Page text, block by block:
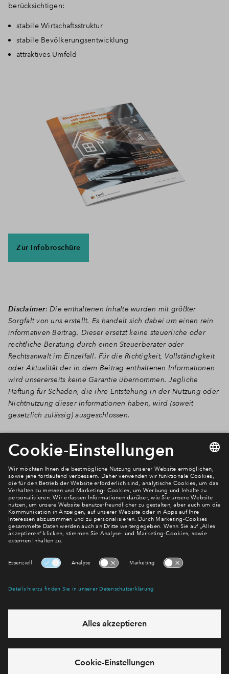
berücksichtigen:
stabile Wirtschaftsstruktur
stabile Bevölkerungsentwicklung
attraktives Umfeld
Zur Infobroschüre
Disclaimer: Die enthaltenen Inhalte wurden mit größter
Sorgfalt von uns erstellt. Es handelt sich dabei um einen rein
informativen Beitrag. Dieser ersetzt keine steuerliche oder
rechtliche Beratung durch einen Steuerberater oder
Rechtsanwalt im Einzelfall. Für die Richtigkeit, Vollständigkeit
oder Aktualität der in dem Beitrag enthaltenen Informationen
wird unsererseits keine Garantie übernommen. Jegliche
Haftung für Schäden, die ihre Entstehung in der Nutzung oder
Nichtnutzung dieser Informationen haben, wird (soweit
gesetzlich zulässig) ausgeschlossen.
Verpassen Sie zu diesem Wohnprojekt keine Neuigkeiten
mehr! Wir halten Sie auf dem Laufenden – mit unserem
regelmäßig erscheinenden Newsletter informieren wir Sie
über den Stand dieses und weiterer Neubauprojekte.
Möchten Sie wissen, was wir mit Ihren Daten machen? Klicken Sie hier
Sie haben eine Frage? Dann rufen Sie uns gerne an (
50603738)oder hinterlassen Sie eine Nachricht über das
Formular: